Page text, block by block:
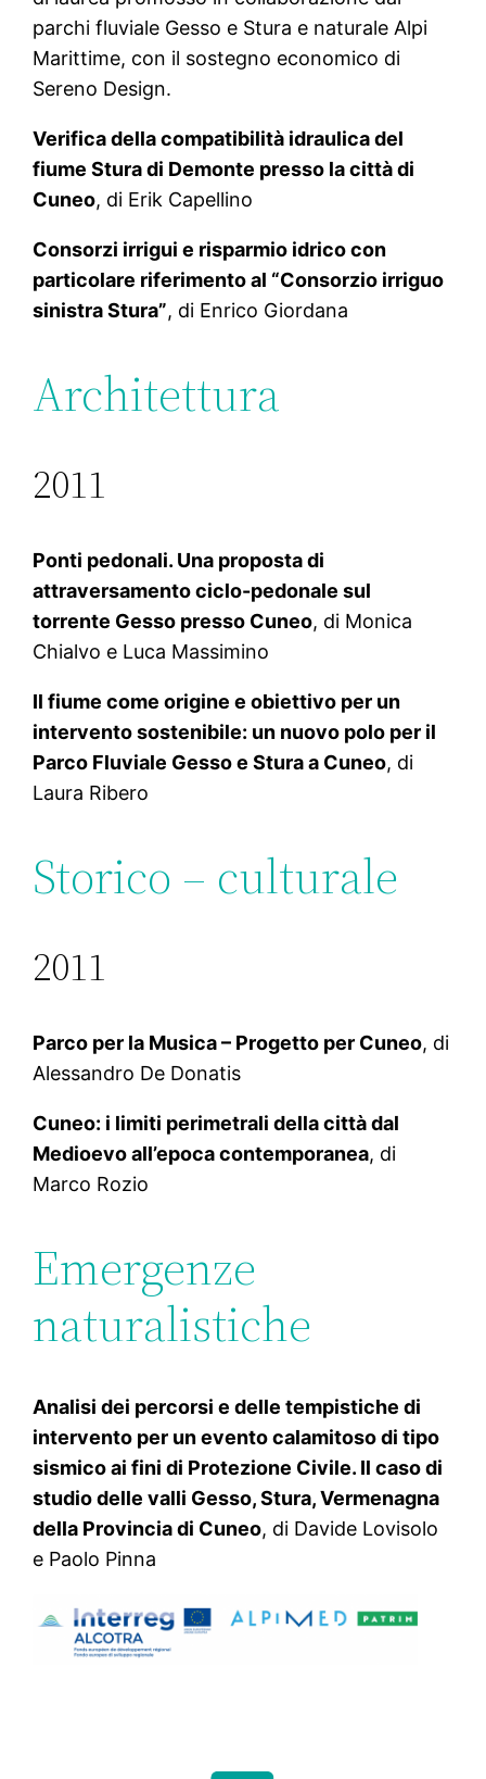
parchi fluviale Gesso e Stura e naturale Alpi
Marittime, con il sostegno economico di
Sereno Design.
Verifica della compatibilità idraulica del
fiume Stura di Demonte presso la città di
Cuneo, di Erik Capellino
Consorzi irrigui e risparmio idrico con
particolare riferimento al “Consorzio irriguo
sinistra Stura”, di Enrico Giordana
Architettura
2011
Ponti pedonali. Una proposta di
attraversamento ciclo-pedonale sul
torrente Gesso presso Cuneo, di Monica
Chialvo e Luca Massimino
Il fiume come origine e obiettivo per un
intervento sostenibile: un nuovo polo per il
Parco Fluviale Gesso e Stura a Cuneo, di
Laura Ribero
Storico – culturale
2011
Parco per la Musica – Progetto per Cuneo, di
Alessandro De Donatis
Cuneo: i limiti perimetrali della città dal
Medioevo all’epoca contemporanea, di
Marco Rozio
Emergenze
naturalistiche
Analisi dei percorsi e delle tempistiche di
intervento per un evento calamitoso di tipo
sismico ai fini di Protezione Civile. Il caso di
studio delle valli Gesso, Stura, Vermenagna
della Provincia di Cuneo, di Davide Lovisolo
e Paolo Pinna